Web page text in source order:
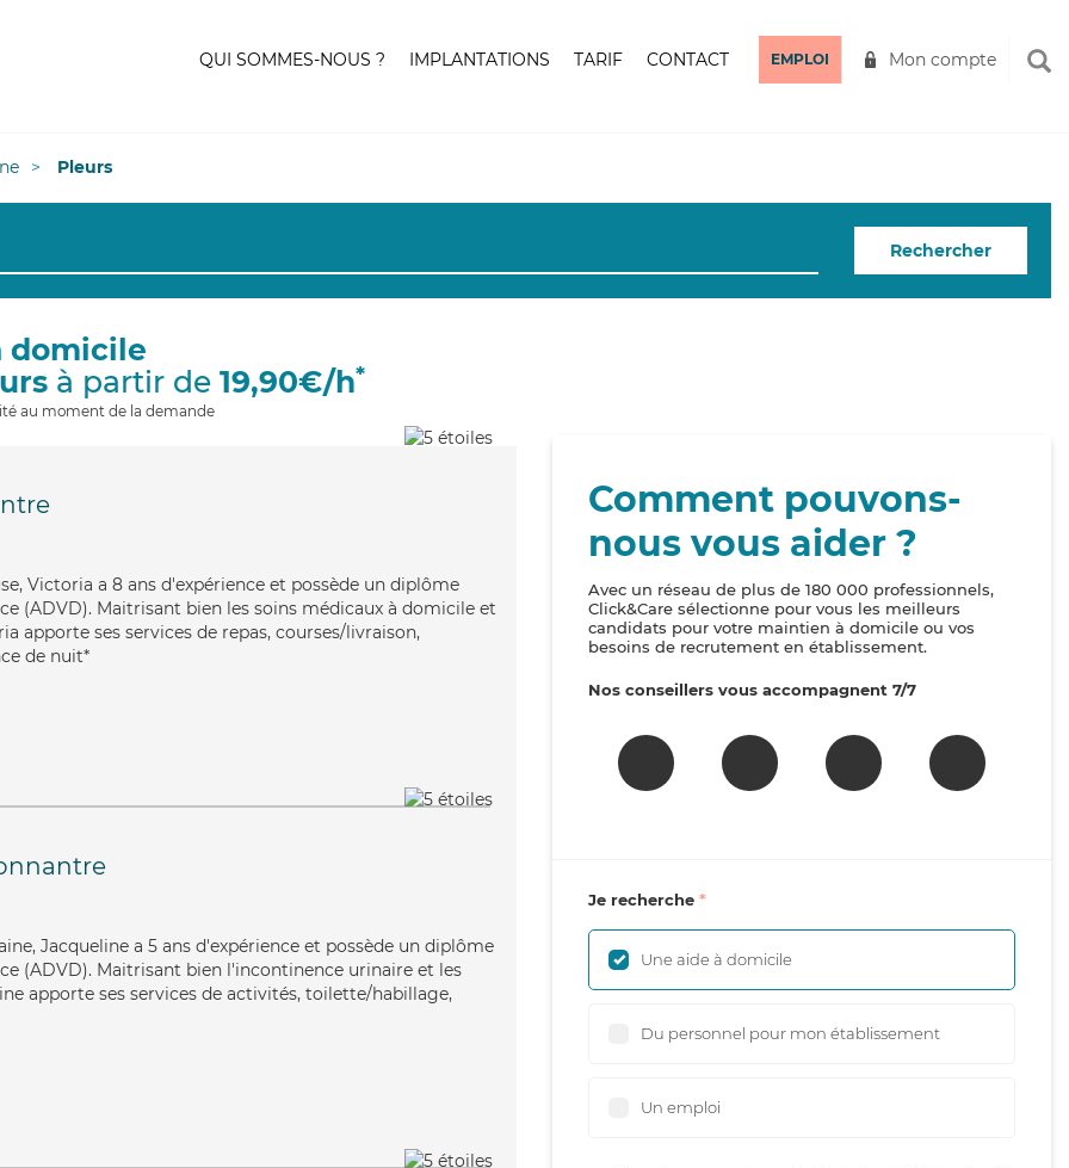
QUI SOMMES-NOUS ? IMPLANTATIONS TARIF CONTACT EMPLOI Mon compte
Pleurs
Rechercher
domicile
à partir de 19,90€/h*
au moment de la demande
Victoria a 8 ans d'expérience et possède un diplôme
(ADVD). Maitrisant bien les soins médicaux à domicile et
apporte ses services de repas, courses/livraison,
de nuit*
Jacqueline a 5 ans d'expérience et possède un diplôme
(ADVD). Maitrisant bien l'incontinence urinaire et les
apporte ses services de activités, toilette/habillage,
Comment pouvons-
nous vous aider ?
Avec un réseau de plus de 180 000 professionnels,
Click&Care sélectionne pour vous les meilleurs
candidats pour votre maintien à domicile ou vos
besoins de recrutement en établissement.
Nos conseillers vous accompagnent 7/7
Je recherche
Une aide à domicile
Du personnel pour mon établissement
Un emploi